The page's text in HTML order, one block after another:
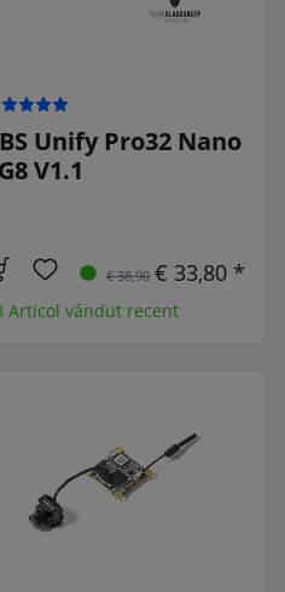
Unify Pro32 Nano
V1.1
€ 38,90 € 33,80 *
Articol vândut recent